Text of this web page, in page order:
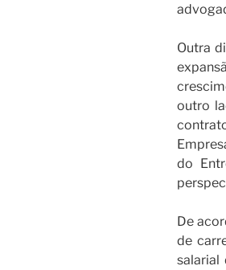
Outra
outro
do
De
de
salarial